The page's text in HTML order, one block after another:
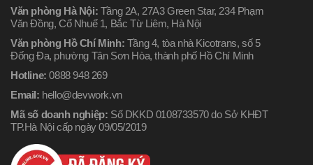
Văn phòng Hà Nội: Tầng 2A, 27A3 Green Star, 234 Phạm
Văn Đồng, Cổ Nhuế 1, Bắc Từ Liêm, Hà Nội
Văn phòng Hồ Chí Minh: Tầng 4, tòa nhà Kicotrans, số 5
Đống Đa, phường Tân Sơn Hòa, thành phố Hồ Chí Minh
Hotline: 0888 948 269
Email: hello@devwork.vn
Mã số doanh nghiệp: Số DKKD 0108733570 do Sở KHĐT
TP.Hà Nội cấp ngày 09/05/2019